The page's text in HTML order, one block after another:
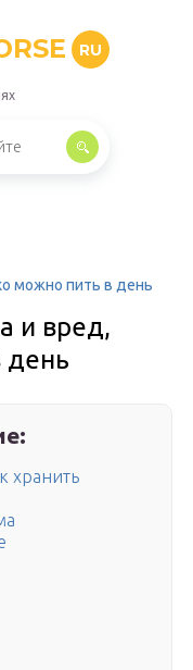
RU
можно пить в день
и вред,
день
хранить